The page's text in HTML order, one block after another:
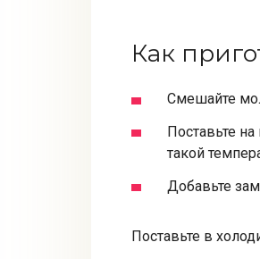
Как
Смешайте
Поставьте
такой
Добавьте
Поставьте в